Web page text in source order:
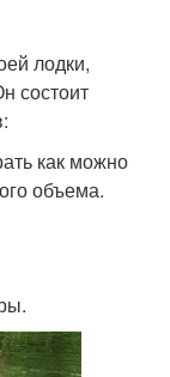
лодки,
состоит
как можно
объема.